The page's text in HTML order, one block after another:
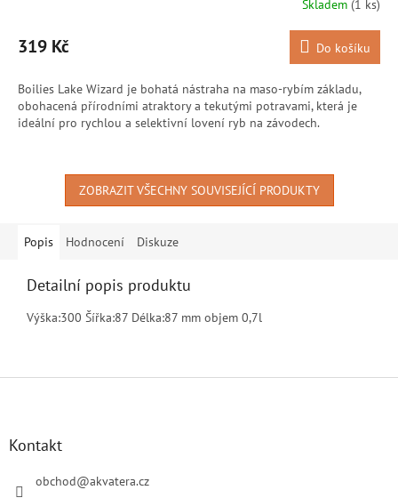
Skladem (1 ks)
319 Kč Do košíku
Boilies Lake Wizard je bohatá nástraha na maso-rybím základu,
obohacená přírodními atraktory a tekutými potravami, která je
ideální pro rychlou a selektivní lovení ryb na závodech.
ZOBRAZIT VŠECHNY SOUVISEJÍCÍ PRODUKTY
Popis Hodnocení Diskuze
Detailní popis produktu
Výška:300 Šířka:87 Délka:87 mm objem 0,7l
Kontakt
obchod@akvatera.cz